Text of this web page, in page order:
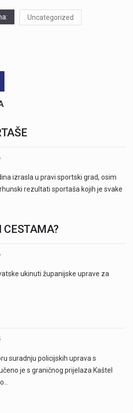
Uncategorized
izrasla u pravi sportski grad, osim
rezultati sportaša kojih je svake
CESTAMA?
ukinuti županijske uprave za
suradnju policijskih uprava s
je s graničnog prijelaza Kaštel